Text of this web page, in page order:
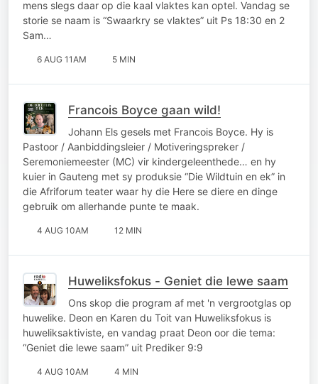
mens slegs daar op die kaal vlaktes kan optel. Vandag se
storie se naam is “Swaarkry se vlaktes” uit Ps 18:30 en 2
Sam…
6 AUG 11AM 5 MIN
Francois Boyce gaan wild!
Johann Els gesels met Francois Boyce. Hy is
Pastoor / Aanbiddingsleier / Motiveringspreker /
Seremoniemeester (MC) vir kindergeleenthede… en hy
kuier in Gauteng met sy produksie “Die Wildtuin en ek” in
die Afriforum teater waar hy die Here se diere en dinge
gebruik om allerhande punte te maak.
4 AUG 10AM 12 MIN
Huweliksfokus - Geniet die lewe saam
Ons skop die program af met 'n vergrootglas op
huwelike. Deon en Karen du Toit van Huweliksfokus is
huweliksaktiviste, en vandag praat Deon oor die tema:
“Geniet die lewe saam” uit Prediker 9:9
4 AUG 10AM 4 MIN